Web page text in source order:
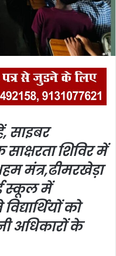
साइबर
शिविर में
मंत्र,ढीमरखेड़ा
स्कूल में
को
अधिकारों के